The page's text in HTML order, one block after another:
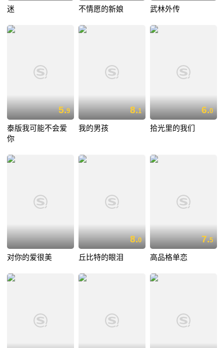
迷 不情愿的新娘 武林外传
5.9
泰版我可能不会爱
你
8.1
我的男孩
6.0
拾光里的我们
对你的爱很美
8.0
丘比特的眼泪
7.5
高品格单恋